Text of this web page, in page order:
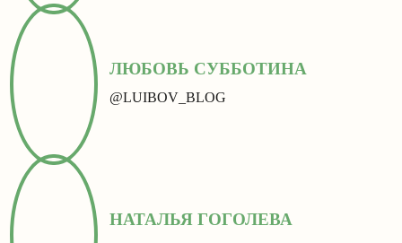
ЛЮБОВЬ СУББОТИНА
@LUIBOV_BLOG
НАТАЛЬЯ ГОГОЛЕВА